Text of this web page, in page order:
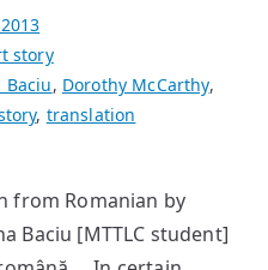
story
Baciu, Dorothy McCarthy,
, translation
from Romanian by
Baciu [MTTLC student]